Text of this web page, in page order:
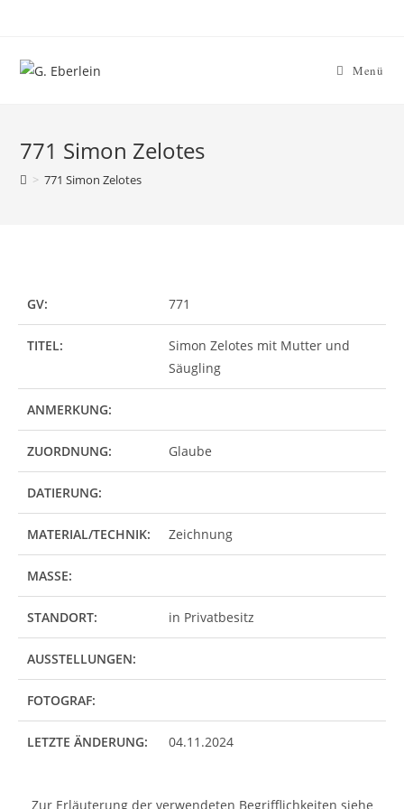
springen
Menü
771 Simon Zelotes
> 771 Simon Zelotes
GV: 771
TITEL:
Simon Zelotes mit Mutter und
Säugling
ANMERKUNG:
ZUORDNUNG: Glaube
DATIERUNG:
MATERIAL/TECHNIK: Zeichnung
MASSE:
STANDORT: in Privatbesitz
AUSSTELLUNGEN:
FOTOGRAF:
LETZTE ÄNDERUNG: 04.11.2024
Zur Erläuterung der verwendeten Begrifflichkeiten siehe